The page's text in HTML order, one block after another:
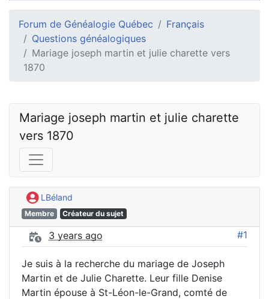
Forum de Généalogie Québec
Français
Questions généalogiques
Mariage joseph martin et julie charette vers
1870
Mariage joseph martin et julie charette
vers 1870
LBéland
Membre Créateur du sujet
3 years ago #1
Je suis à la recherche du mariage de Joseph
Martin et de Julie Charette. Leur fille Denise
Martin épouse à St-Léon-le-Grand, comté de